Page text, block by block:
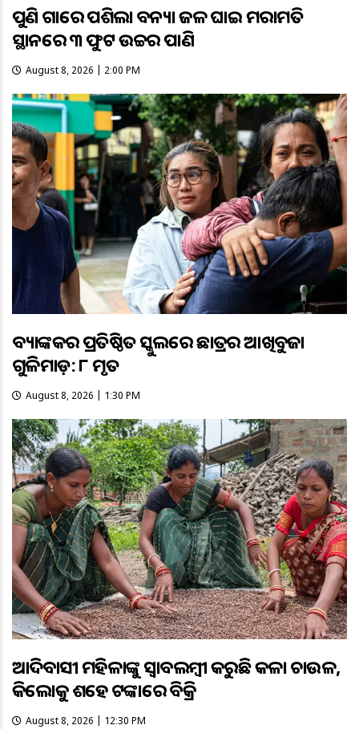
ପୁଣି ଗାଁରେ ପଶିଲା ବନ୍ୟା ଜଳ ଘାଇ ମରାମତି
ସ୍ଥାନରେ ୩ ଫୁଟ ଉଚ୍ଚର ପାଣି
August 8, 2026 | 2:00 PM
ବ୍ୟାଙ୍କକର ପ୍ରତିଷ୍ଠିତ ସ୍କୁଲରେ ଛାତ୍ରର ଆଖିବୁଜା
ଗୁଳିମାଡ଼: ୮ ମୃତ
August 8, 2026 | 1:30 PM
ଆଦିବାସୀ ମହିଳାଙ୍କୁ ସ୍ଵାବଲମ୍ଵୀ କରୁଛି କଳା ଚାଉଳ,
କିଲୋକୁ ଶହେ ଟଙ୍କାରେ ବିକ୍ରି
August 8, 2026 | 12:30 PM